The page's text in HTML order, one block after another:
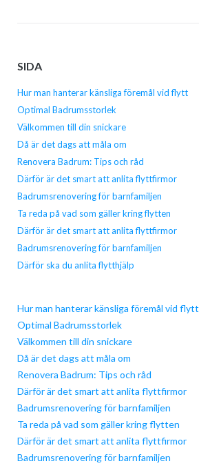
SIDA
Hur man hanterar känsliga föremål vid flytt
Optimal Badrumsstorlek
Välkommen till din snickare
Då är det dags att måla om
Renovera Badrum: Tips och råd
Därför är det smart att anlita flyttfirmor
Badrumsrenovering för barnfamiljen
Ta reda på vad som gäller kring flytten
Därför är det smart att anlita flyttfirmor
Badrumsrenovering för barnfamiljen
Därför ska du anlita flytthjälp
Hur man hanterar känsliga föremål vid flytt
Optimal Badrumsstorlek
Välkommen till din snickare
Då är det dags att måla om
Renovera Badrum: Tips och råd
Därför är det smart att anlita flyttfirmor
Badrumsrenovering för barnfamiljen
Ta reda på vad som gäller kring flytten
Därför är det smart att anlita flyttfirmor
Badrumsrenovering för barnfamiljen